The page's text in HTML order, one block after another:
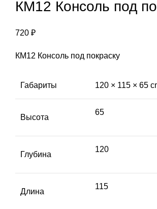
КМ12 Консоль под
720 ₽
КМ12 Консоль под покраску
Габариты 120 × 115 × 65
Высота
65
Глубина
120
Длина
115